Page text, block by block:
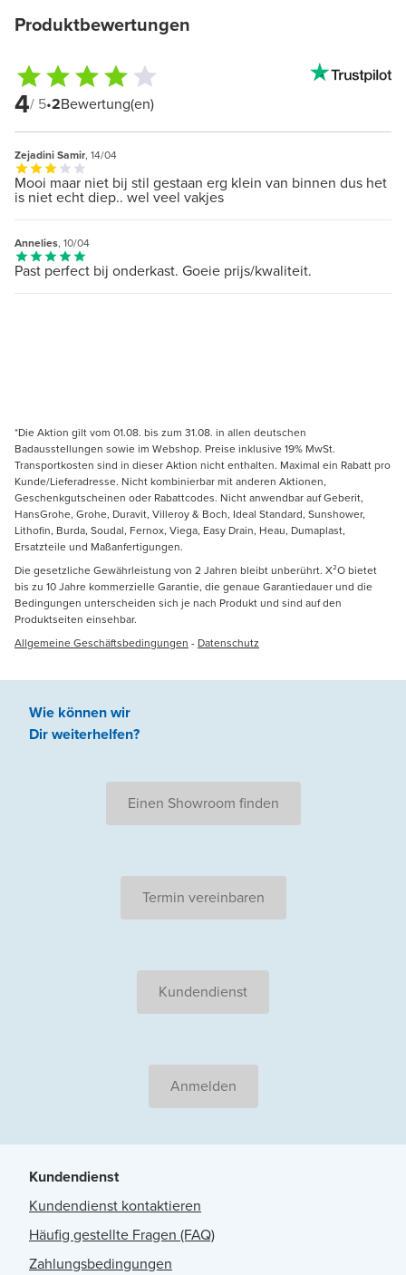
Produktbewertungen
4/ 5•2Bewertung(en)
Zejadini Samir, 14/04
Mooi maar niet bij stil gestaan erg klein van binnen dus het
is niet echt diep.. wel veel vakjes
Annelies, 10/04
Past perfect bij onderkast. Goeie prijs/kwaliteit.
*Die Aktion gilt vom 01.08. bis zum 31.08. in allen deutschen
Badausstellungen sowie im Webshop. Preise inklusive 19% MwSt.
Transportkosten sind in dieser Aktion nicht enthalten. Maximal ein Rabatt pro
Kunde/Lieferadresse. Nicht kombinierbar mit anderen Aktionen,
Geschenkgutscheinen oder Rabattcodes. Nicht anwendbar auf Geberit,
HansGrohe, Grohe, Duravit, Villeroy & Boch, Ideal Standard, Sunshower,
Lithofin, Burda, Soudal, Fernox, Viega, Easy Drain, Heau, Dumaplast,
Ersatzteile und Maßanfertigungen.
Die gesetzliche Gewährleistung von 2 Jahren bleibt unberührt. X²O bietet
bis zu 10 Jahre kommerzielle Garantie, die genaue Garantiedauer und die
Bedingungen unterscheiden sich je nach Produkt und sind auf den
Produktseiten einsehbar.
Allgemeine Geschäftsbedingungen - Datenschutz
Wie können wir
Dir weiterhelfen?
Einen Showroom finden
Termin vereinbaren
Kundendienst
Anmelden
Kundendienst
Kundendienst kontaktieren
Häufig gestellte Fragen (FAQ)
Zahlungsbedingungen